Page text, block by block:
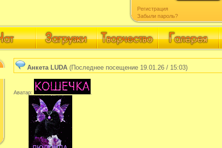
Регистрация
Забыли пароль?
Анкета LUDA (Последнее посещение 19.01.26 / 15:03)
Аватар: